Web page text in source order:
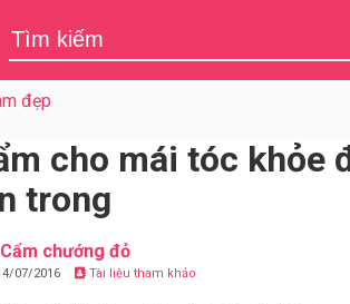
đẹp
cho mái tóc khỏe
trong
Cẩm chướng đỏ
07/2016 Tài liệu tham khảo